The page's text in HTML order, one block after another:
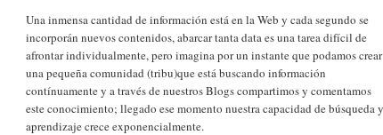
Una inmensa cantidad de información está en la Web y cada segundo se
incorporán nuevos contenidos, abarcar tanta data es una tarea difícil de
afrontar individualmente, pero imagina por un instante que podamos crear
una pequeña comunidad (tribu)que está buscando información
contínuamente y a través de nuestros Blogs compartimos y comentamos
este conocimiento; llegado ese momento nuestra capacidad de búsqueda y
aprendizaje crece exponencialmente.